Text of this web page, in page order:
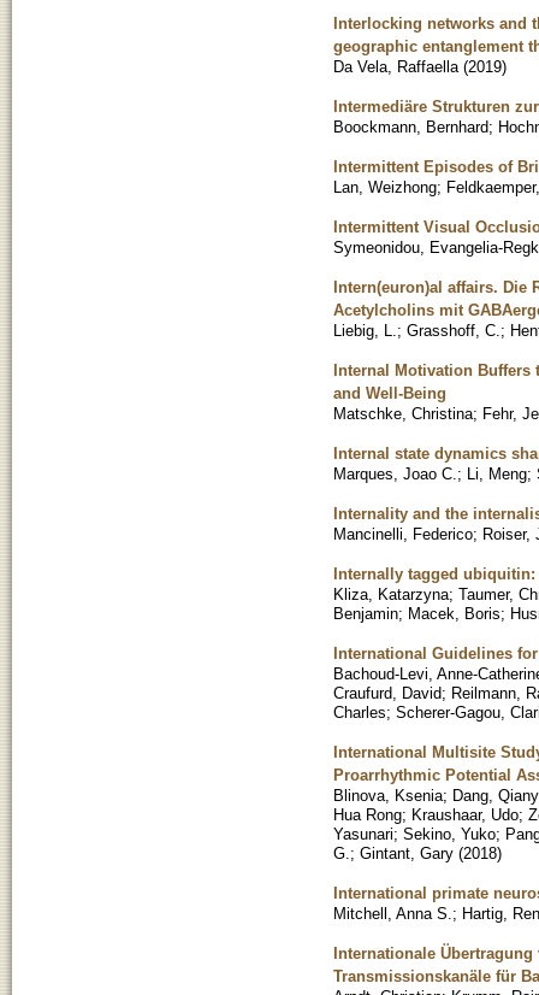
Interlocking networks and
geographic entanglement
Da Vela, Raffaella (2019)
Intermediäre Strukturen
Boockmann, Bernhard;
Intermittent Episodes of
Lan, Weizhong;
Intermittent Visual
Symeonidou, Evangelia-
Intern(euron)al affairs. Die
Acetylcholins mit
Liebig, L. ; Grasshoff, C. ;
Internal Motivation Buffers
and Well-Being
Matschke, Christina; Fehr,
Internal state dynamics
Marques, Joao C. ; Li, Meng;
Internality and the
Mancinelli, Federico; Roiser,
Internally tagged
Kliza, Katarzyna; Taumer,
Benjamin; Macek, Boris;
International Guidelines
Bachoud-Levi, Anne-
Craufurd, David; Reilmann,
Charles; Scherer-Gagou,
International Multisite
Proarrhythmic Potential
Blinova, Ksenia; Dang,
Hua Rong; Kraushaar, Udo;
Yasunari; Sekino, Yuko;
G. ; Gintant, Gary (2018)
International primate
Mitchell, Anna S. ; Hartig,
Internationale
Transmissionskanäle für